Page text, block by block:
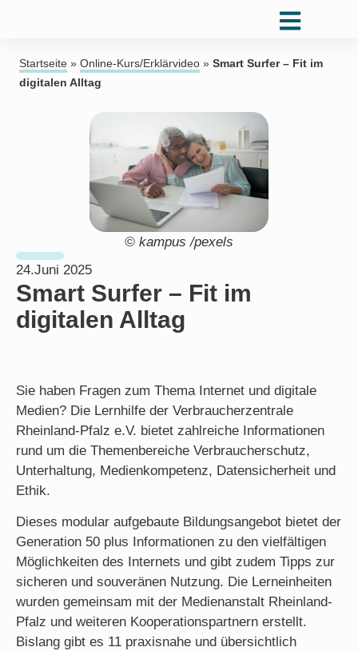
Startseite » Online-Kurs/Erklärvideo » Smart Surfer – Fit im
digitalen Alltag
© kampus /pexels
24.Juni 2025
Smart Surfer – Fit im
digitalen Alltag
Sie haben Fragen zum Thema Internet und digitale
Medien? Die Lernhilfe der Verbraucherzentrale
Rheinland-Pfalz e.V. bietet zahlreiche Informationen
rund um die Themenbereiche Verbraucherschutz,
Unterhaltung, Medienkompetenz, Datensicherheit und
Ethik.
Dieses modular aufgebaute Bildungsangebot bietet der
Generation 50 plus Informationen zu den vielfältigen
Möglichkeiten des Internets und gibt zudem Tipps zur
sicheren und souveränen Nutzung. Die Lerneinheiten
wurden gemeinsam mit der Medienanstalt Rheinland-
Pfalz und weiteren Kooperationspartnern erstellt.
Bislang gibt es 11 praxisnahe und übersichtlich